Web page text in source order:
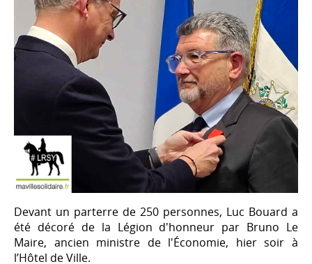
Devant un parterre de 250 personnes, Luc Bouard a
été décoré de la Légion d'honneur par Bruno Le
Maire, ancien ministre de l'Économie, hier soir à
l’Hôtel de Ville.